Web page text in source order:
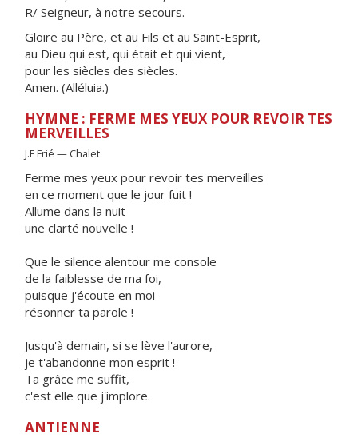
R/ Seigneur, à notre secours.
Gloire au Père, et au Fils et au Saint-Esprit,
au Dieu qui est, qui était et qui vient,
pour les siècles des siècles.
Amen. (Alléluia.)
HYMNE : FERME MES YEUX POUR REVOIR TES
MERVEILLES
J.F Frié — Chalet
Ferme mes yeux pour revoir tes merveilles
en ce moment que le jour fuit !
Allume dans la nuit
une clarté nouvelle !
Que le silence alentour me console
de la faiblesse de ma foi,
puisque j'écoute en moi
résonner ta parole !
Jusqu'à demain, si se lève l'aurore,
je t'abandonne mon esprit !
Ta grâce me suffit,
c'est elle que j'implore.
ANTIENNE